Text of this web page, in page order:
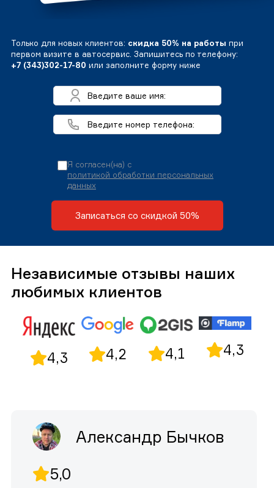
Только для новых клиентов: скидка 50% на работы при
первом визите в автосервис. Запишитесь по телефону:
+7 (343)302-17-80 или заполните форму ниже
Я согласен(на) с
политикой обработки персональных
данных
Записаться со скидкой 50%
Независимые отзывы наших
любимых клиентов
4,3 4,2 4,1 4,3
Александр Бычков
5,0